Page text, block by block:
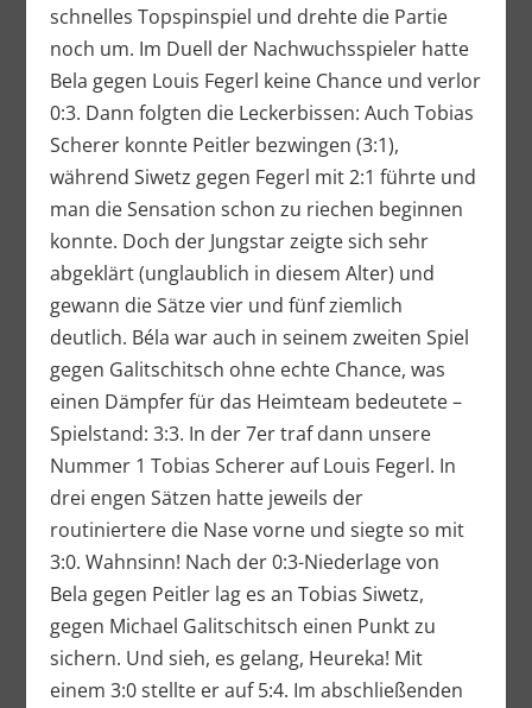
schnelles Topspinspiel und drehte die Partie
noch um. Im Duell der Nachwuchsspieler hatte
Bela gegen Louis Fegerl keine Chance und verlor
0:3. Dann folgten die Leckerbissen: Auch Tobias
Scherer konnte Peitler bezwingen (3:1),
während Siwetz gegen Fegerl mit 2:1 führte und
man die Sensation schon zu riechen beginnen
konnte. Doch der Jungstar zeigte sich sehr
abgeklärt (unglaublich in diesem Alter) und
gewann die Sätze vier und fünf ziemlich
deutlich. Béla war auch in seinem zweiten Spiel
gegen Galitschitsch ohne echte Chance, was
einen Dämpfer für das Heimteam bedeutete –
Spielstand: 3:3. In der 7er traf dann unsere
Nummer 1 Tobias Scherer auf Louis Fegerl. In
drei engen Sätzen hatte jeweils der
routiniertere die Nase vorne und siegte so mit
3:0. Wahnsinn! Nach der 0:3-Niederlage von
Bela gegen Peitler lag es an Tobias Siwetz,
gegen Michael Galitschitsch einen Punkt zu
sichern. Und sieh, es gelang, Heureka! Mit
einem 3:0 stellte er auf 5:4. Im abschließenden